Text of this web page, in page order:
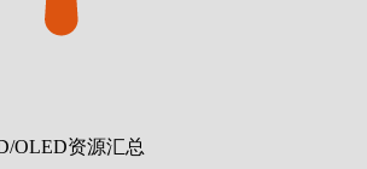
OLED资源汇总